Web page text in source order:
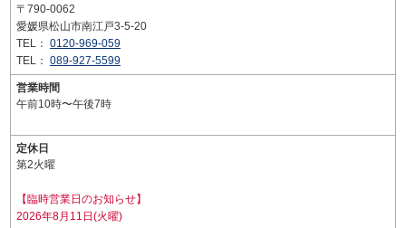
〒790-0062
愛媛県松山市南江戸3-5-20
TEL： 0120-969-059
TEL： 089-927-5599
営業時間
午前10時〜午後7時
定休日
第2火曜
【臨時営業日のお知らせ】
2026年8月11日(火曜)